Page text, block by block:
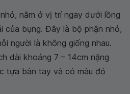
nằm ở vị trí ngay dưới lồng
của bụng. Đây là bộ phận nhỏ,
người là không giống nhau.
dài khoảng 7 – 14cm nặng
tựa bàn tay và có màu đỏ